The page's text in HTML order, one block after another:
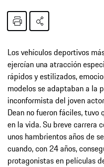
Los vehículos deportivos
ejercían una atracción
rápidos y estilizados,
modelos se adaptaban a la
inconformista del joven
Dean no fueron fáciles, tuvo
en la vida. Su breve carrera
unos hambrientos años de
cuando, con 24 años,
protagonistas en películas